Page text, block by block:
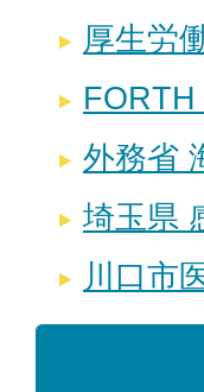
厚生労
外務省
埼玉県
川口市